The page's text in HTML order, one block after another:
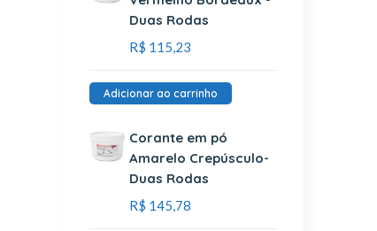
Duas Rodas
R$ 115,23
Adicionar ao carrinho
Corante em pó
Amarelo Crepúsculo-
Duas Rodas
R$ 145,78